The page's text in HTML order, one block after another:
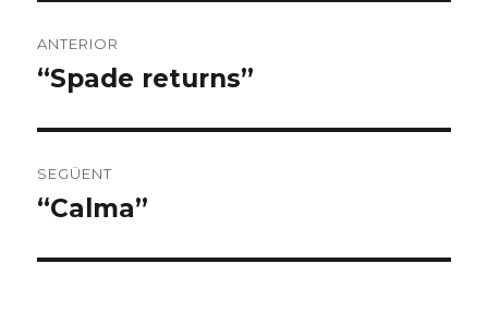
d'entrades
ANTERIOR
Entrada
“Spade returns”
SEGÜENT
Entrada
“Calma”